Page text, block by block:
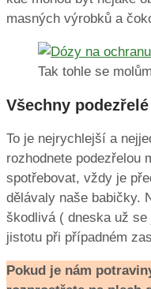
masných výrobků a
Tak tohle se
Všechny
To je nejrychlejší a
rozhodnete podezřelou
spotřebovat, vždy je
dělávaly naše babičky.
škodlivá ( dneska už
jistotu při případném
Pokud je nám